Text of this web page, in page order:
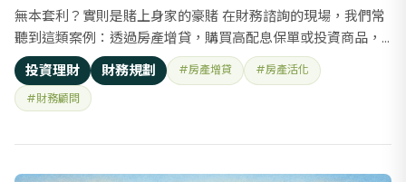
無本套利？實則是賭上身家的豪賭 在財務諮詢的現場，我們常
聽到這類案例：透過房產增貸，購買高配息保單或投資商品，
宣稱可以「免繳房貸、多賺退休金、還能留下巨額資產」。 聽
起來像是財務魔術，但在專業財務規劃師眼中，這不是「活
化」資產，而是一場將安穩家庭推向懸崖的豪賭。 所謂「房產
投資理財 財務規劃 #房產增貸
#房產活化
#財務顧問